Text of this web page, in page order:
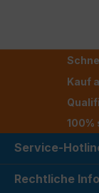
Kauf
100%
Service-
Rechtliche